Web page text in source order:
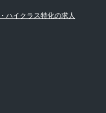
ハイクラス特化の求人